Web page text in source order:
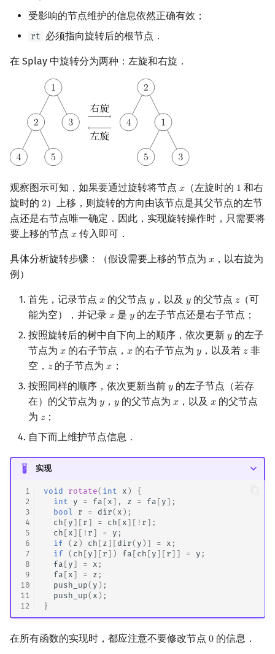
二次域
Pell 方程
受影响的节点维护的信息依然正确有效；
rt 必须指向旋转后的根节点．
在 Splay 中旋转分为两种：左旋和右旋．
观察图示可知，如果要通过旋转将节点 𝑥
x （左旋时的 1
1 和右
旋时的 2
2）上移，则旋转的方向由该节点是其父节点的左节
点还是右节点唯一确定．因此，实现旋转操作时，只需要将
要上移的节点 𝑥
x 传入即可．
具体分析旋转步骤：（假设需要上移的节点为 𝑥
x ，以右旋为
例）
首先，记录节点 𝑥
x 的父节点𝑦
y，以及 𝑦
y的父节点 𝑧
z（可
能为空），并记录 𝑥
x 是𝑦
y的左子节点还是右子节点；
按照旋转后的树中自下向上的顺序，依次更新 𝑦
y的左子
节点为 𝑥
x 的右子节点，𝑥
x 的右子节点为𝑦
y ，以及若𝑧
z非
空， 𝑧
z的子节点为𝑥
x ；
按照同样的顺序，依次更新当前 𝑦
y的左子节点（若存
在）的父节点为 𝑦
y， 𝑦
y的父节点为 𝑥
x，以及 𝑥
x的父节点
为 𝑧
z；
自下而上维护节点信息．
实现
1
2
3
4
5
6
7
8
9
10
11
12
void rotate( int x )
{
int
y = fa [ x ], z = fa [ y ];
bool
r = dir( x );
ch [ y ][ r ] = ch [ x ][ ! r ];
ch [ x ][ ! r ] = y ;
if
( z ) ch [ z ][ dir( y )] = x ;
if
( ch [ y ][ r ]) fa [ ch [ y ][ r ]] = y ;
fa [ y ] = x ;
fa [ x ] = z ;
push_up( y );
push_up( x );
}
在所有函数的实现时，都应注意不要修改节点 0
0 的信息．